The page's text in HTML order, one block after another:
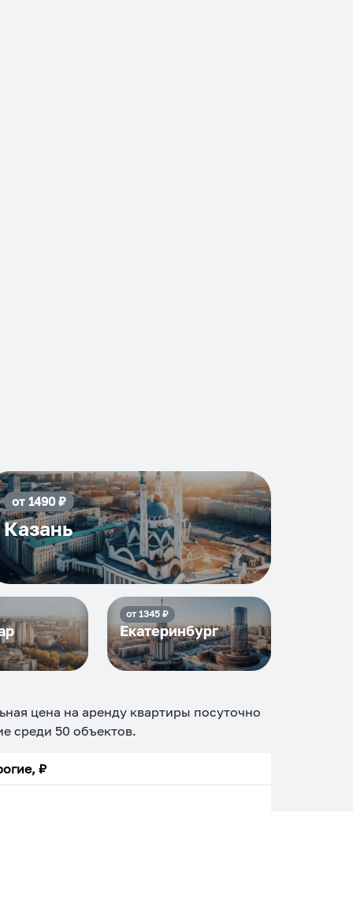
от1490₽
Казань
от 1345₽
Екатеринбург
цена на аренду квартиры посуточно
среди 50 объектов.
₽